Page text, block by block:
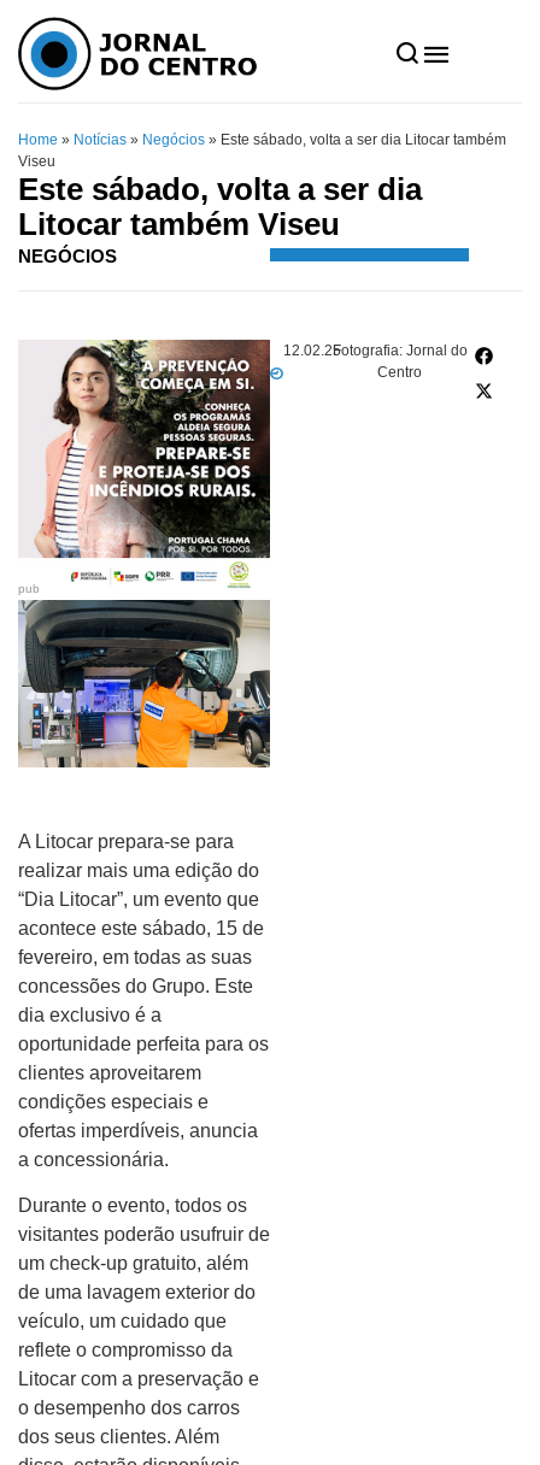
Home » Notícias » Negócios » Este sábado, volta a ser dia Litocar também
Viseu
Este sábado, volta a ser dia
Litocar também Viseu
NEGÓCIOS
12.02.25Fotografia: Jornal do
Centro
pub
A Litocar prepara-se para
realizar mais uma edição do
“Dia Litocar”, um evento que
acontece este sábado, 15 de
fevereiro, em todas as suas
concessões do Grupo. Este
dia exclusivo é a
oportunidade perfeita para os
clientes aproveitarem
condições especiais e
ofertas imperdíveis, anuncia
a concessionária.
Durante o evento, todos os
visitantes poderão usufruir de
um check-up gratuito, além
de uma lavagem exterior do
veículo, um cuidado que
reflete o compromisso da
Litocar com a preservação e
o desempenho dos carros
dos seus clientes. Além